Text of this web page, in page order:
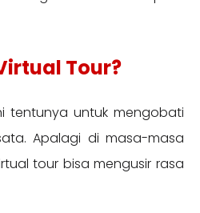
Tour?
tentunya untuk mengobati
Apalagi di masa-masa
tour bisa mengusir rasa